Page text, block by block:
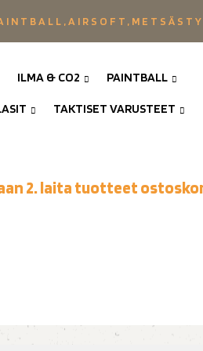
ILMA & CO2 PAINTBALL
TAKTISET VARUSTEET
2. laita tuotteet